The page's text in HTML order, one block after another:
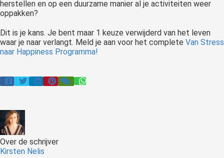
herstellen en op een duurzame manier al je activiteiten weer
oppakken?
Dit is je kans. Je bent maar 1 keuze verwijderd van het leven
waar je naar verlangt. Meld je aan voor het complete Van Stress
naar Happiness Programma!
Over de schrijver
Kirsten Nelis